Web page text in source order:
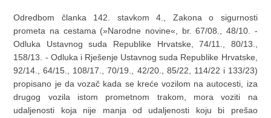
Odredbom članka 142. stavkom 4., Zakona o sigurnosti
prometa na cestama (»Narodne novine«, br. 67/08., 48/10. -
Odluka Ustavnog suda Republike Hrvatske, 74/11., 80/13.,
158/13. - Odluka i Rješenje Ustavnog suda Republike Hrvatske,
92/14., 64/15., 108/17., 70/19., 42/20., 85/22, 114/22 i 133/23)
propisano je da vozač kada se kreće vozilom na autocesti, iza
drugog vozila istom prometnom trakom, mora voziti na
udaljenosti koja nije manja od udaljenosti koju bi prešao